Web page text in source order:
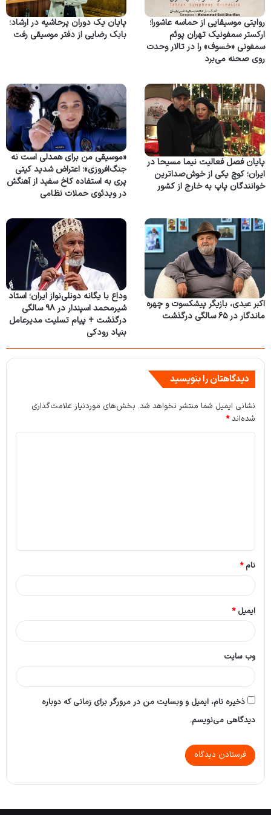
روایتی موسیقایی از حماسه عاشورا؛
ارکستر سمفونیک تهران پوئم
سمفونی «خسوف» را در تالار وحدت
روی صحنه می‌برد
پایان یک دوران پرحاشیه در ارشاد؛
بابک رضایی از دفتر موسیقی رفت
پایان فصل فعالیت نیما مسیحا در
ایران؛ کوچ یکی از خوش‌صداترین
خوانندگان پاپ به خارج از کشور
«موسیقی من برای همدلی است نه
جنگ‌افروزی»؛ اعتراض شدید کیتی
پری به استفاده کاخ سفید از آهنگش
در ویدئوی حملات نظامی
اکبر عبدی، بازیگر پیشکسوت و چهره
ماندگار در ۶۵ سالگی درگذشت
وداع با یگانه دونلی‌نواز ایران؛ استاد
شیرمحمد اسپندار در ۹۸ سالگی
درگذشت + پیام تسلیت مدیرعامل
بنیاد رودکی
دیدگاهتان را بنویسید
نشانی ایمیل شما منتشر نخواهد شد. بخش‌های موردنیاز علامت‌گذاری
شده‌اند*
*
نام*
ایمیل*
وب‌ سایت
ذخیره نام، ایمیل و وبسایت من در مرورگر برای زمانی که دوباره
دیدگاهی می‌نویسم.